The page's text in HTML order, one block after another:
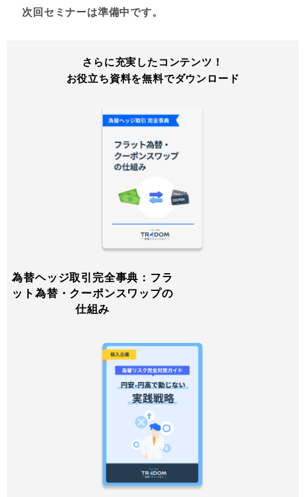
次回セミナーは準備中です。
さらに充実したコンテンツ！
お役立ち資料を無料でダウンロード
為替ヘッジ取引完全事典：フラ
ット為替・クーポンスワップの
仕組み